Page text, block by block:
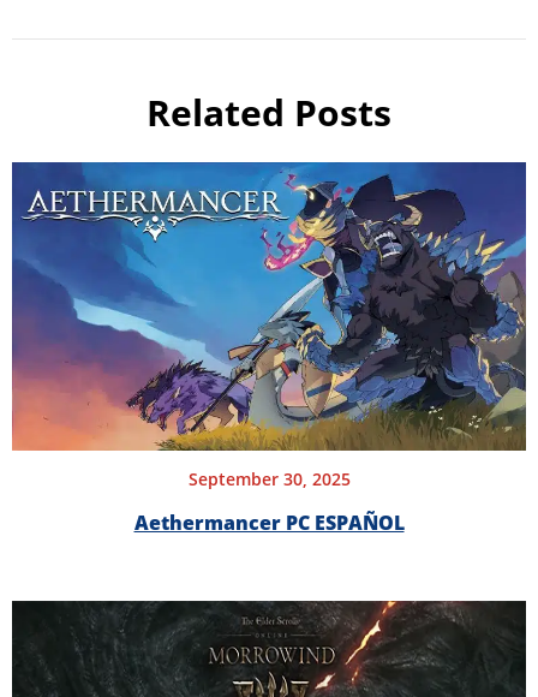
Related Posts
September 30, 2025
Aethermancer PC ESPAÑOL